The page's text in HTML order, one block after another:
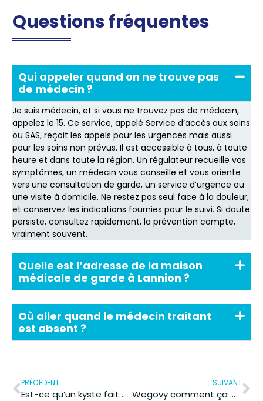
Questions fréquentes
Qui appeler quand on ne trouve pas
de médecin ?
Je suis médecin, et si vous ne trouvez pas de médecin,
appelez le 15. Ce service, appelé Service d’accès aux soins
ou SAS, reçoit les appels pour les urgences mais aussi
pour les soins non prévus. Il est accessible à tous, à toute
heure et dans toute la région. Un régulateur recueille vos
symptômes, un médecin vous conseille et vous oriente
vers une consultation de garde, un service d’urgence ou
une visite à domicile. Ne restez pas seul face à la douleur,
et conservez les indications fournies pour le suivi. Si doute
persiste, consultez rapidement, la prévention compte,
vraiment souvent.
Quelle est l’adresse de la maison
médicale de garde à Lannion ?
Où aller quand le médecin traitant
est absent ?
PRÉCÉDENT
Est-ce qu’un kyste fait mal et quels sont les signes d’alerte ?
SUIVANT
Wegovy comment ça marche : le mécanisme, la posologie et les effets ?